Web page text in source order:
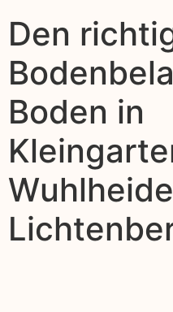
Den
Boden in
Wuhlheide